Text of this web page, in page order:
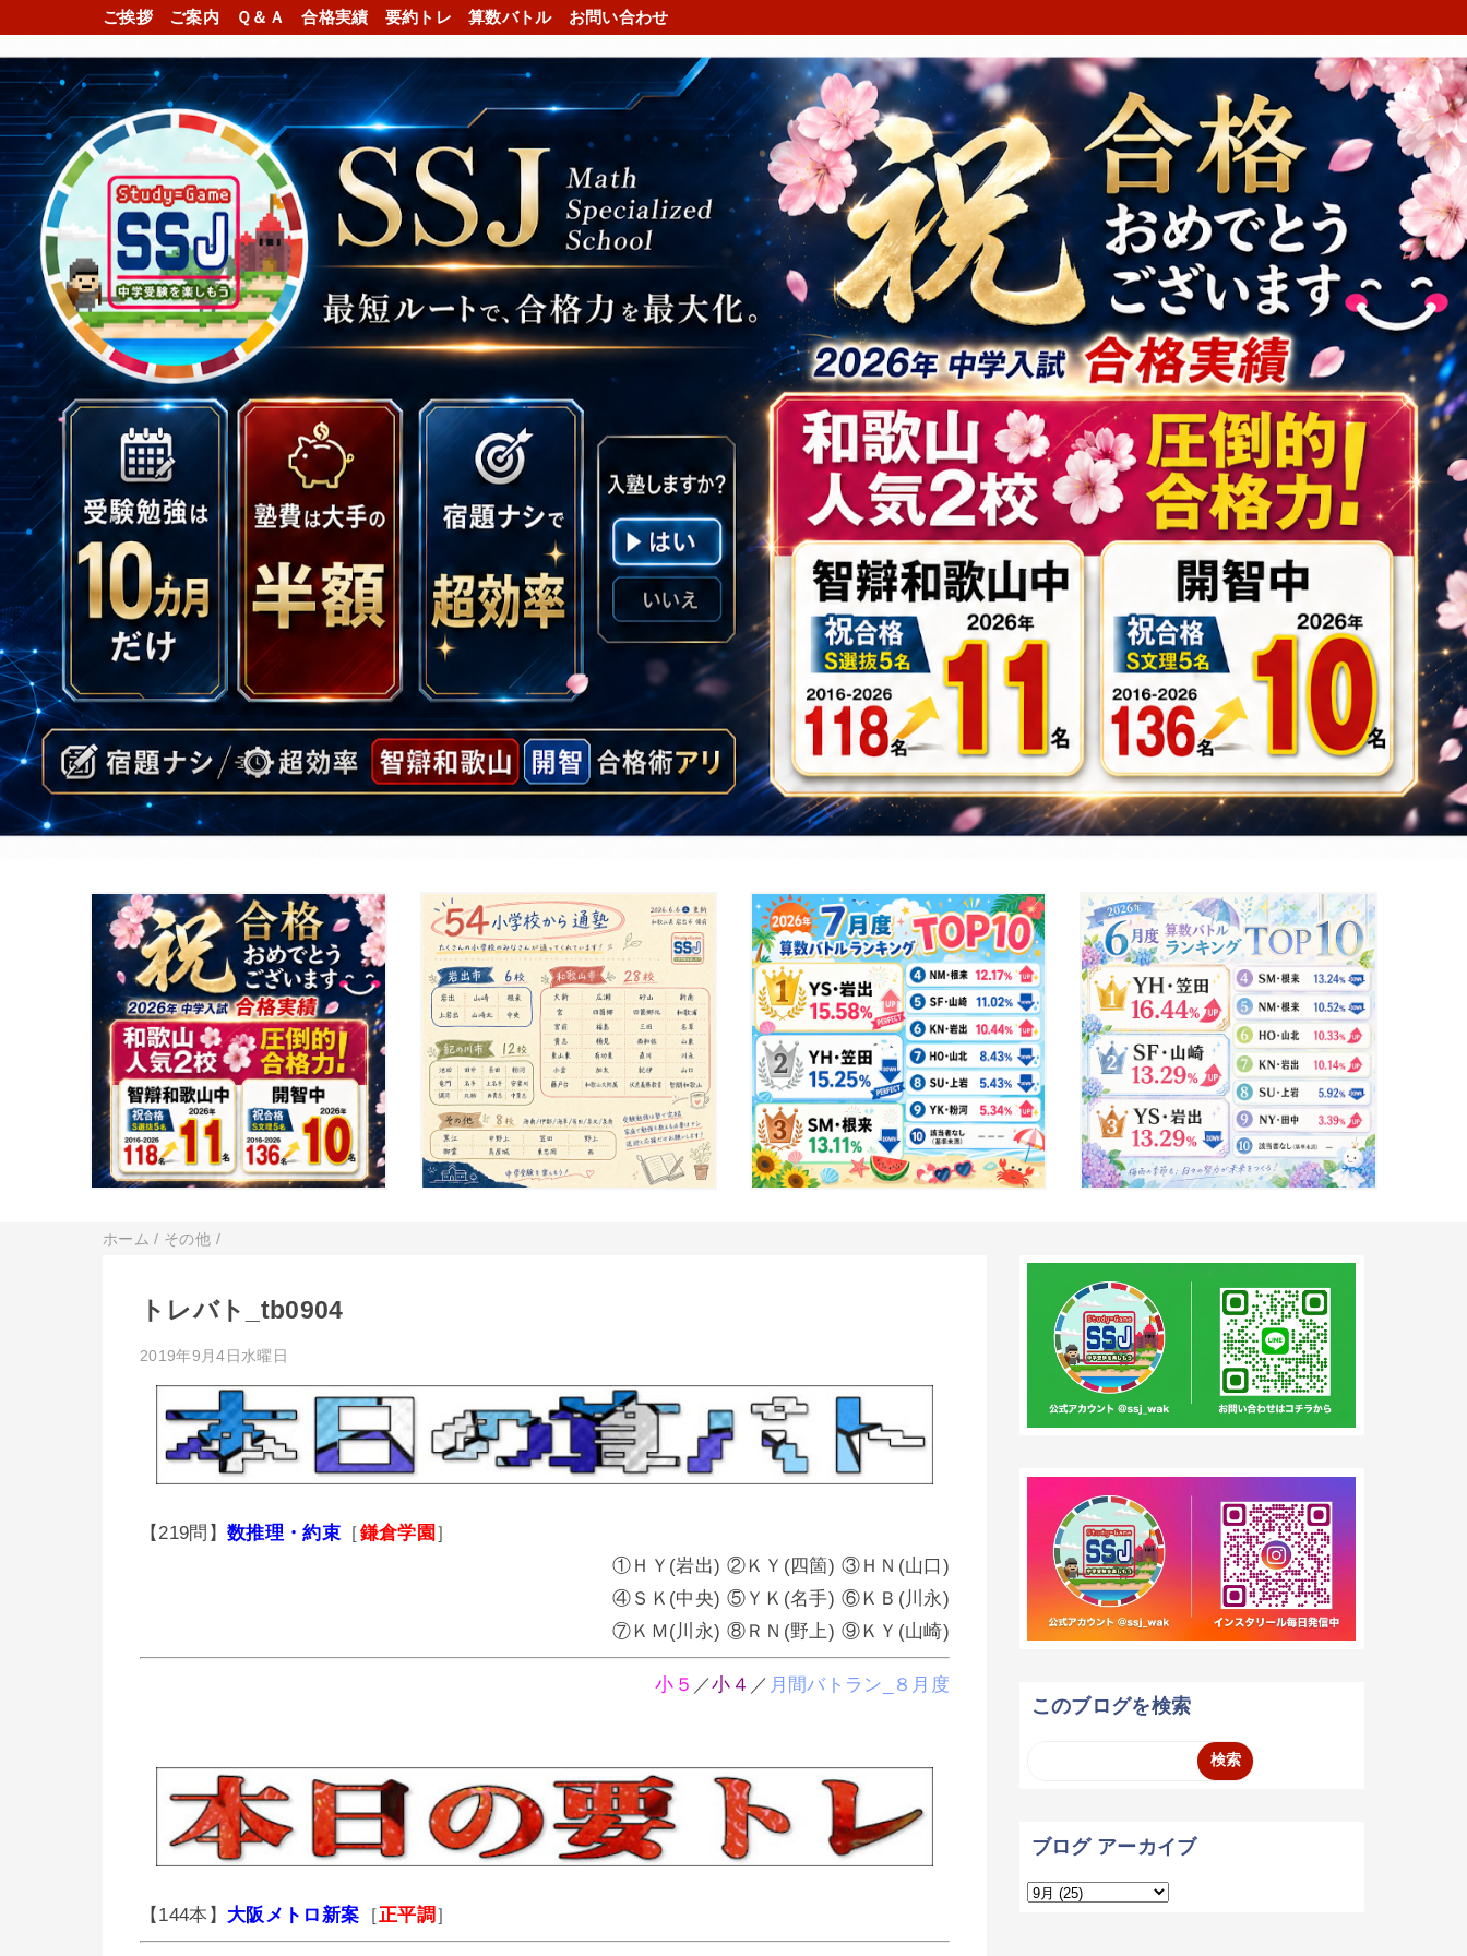
ご挨拶 ご案内 Ｑ＆Ａ 合格実績 要約トレ 算数バトル お問い合わせ
ホーム / その他 /
トレバト_tb0904
2019年9月4日水曜日
【219問】数推理・約束 ［鎌倉学園 ］
①ＨＹ(岩出) ②ＫＹ(四箇) ③ＨＮ(山口)
④ＳＫ(中央) ⑤ＹＫ(名手) ⑥ＫＢ(川永)
⑦ＫＭ(川永) ⑧ＲＮ(野上) ⑨ＫＹ(山崎)
小５ ／小４ ／ 月間バトラン_８月度
【144本】 大阪メトロ新案 ［正平調 ］
このブログを検索
ブログ アーカイブ